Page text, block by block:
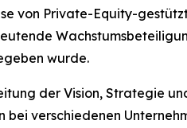
von Private-Equity-
wurde.
der Vision, Strategie
bei verschiedenen